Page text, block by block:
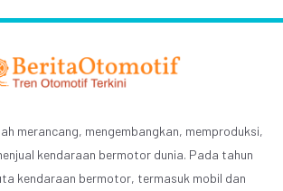
merancang, mengembangkan, memproduksi,
kendaraan bermotor dunia. Pada tahun
kendaraan bermotor, termasuk mobil dan